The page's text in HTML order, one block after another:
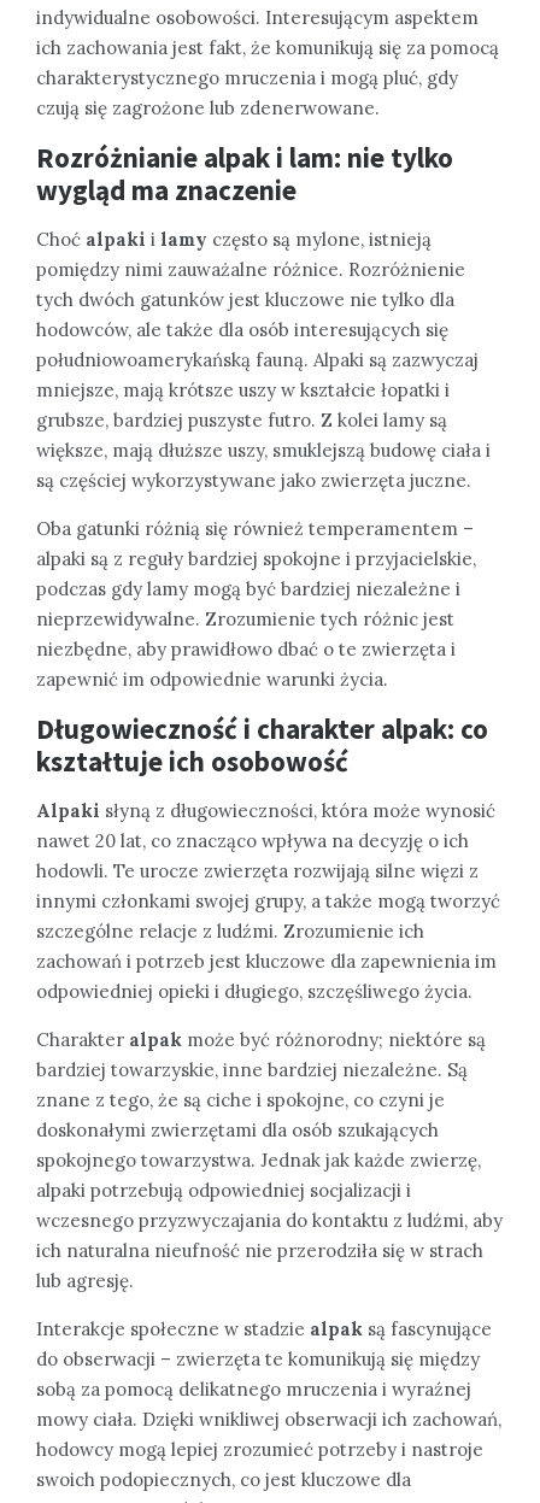
indywidualne osobowości. Interesującym aspektem
ich zachowania jest fakt, że komunikują się za pomocą
charakterystycznego mruczenia i mogą pluć, gdy
czują się zagrożone lub zdenerwowane.
Rozróżnianie alpak i lam: nie tylko
wygląd ma znaczenie
Choć alpaki i lamy często są mylone, istnieją
pomiędzy nimi zauważalne różnice. Rozróżnienie
tych dwóch gatunków jest kluczowe nie tylko dla
hodowców, ale także dla osób interesujących się
południowoamerykańską fauną. Alpaki są zazwyczaj
mniejsze, mają krótsze uszy w kształcie łopatki i
grubsze, bardziej puszyste futro. Z kolei lamy są
większe, mają dłuższe uszy, smuklejszą budowę ciała i
są częściej wykorzystywane jako zwierzęta juczne.
Oba gatunki różnią się również temperamentem –
alpaki są z reguły bardziej spokojne i przyjacielskie,
podczas gdy lamy mogą być bardziej niezależne i
nieprzewidywalne. Zrozumienie tych różnic jest
niezbędne, aby prawidłowo dbać o te zwierzęta i
zapewnić im odpowiednie warunki życia.
Długowieczność i charakter alpak: co
kształtuje ich osobowość
Alpaki słyną z długowieczności, która może wynosić
nawet 20 lat, co znacząco wpływa na decyzję o ich
hodowli. Te urocze zwierzęta rozwijają silne więzi z
innymi członkami swojej grupy, a także mogą tworzyć
szczególne relacje z ludźmi. Zrozumienie ich
zachowań i potrzeb jest kluczowe dla zapewnienia im
odpowiedniej opieki i długiego, szczęśliwego życia.
Charakter alpak może być różnorodny; niektóre są
bardziej towarzyskie, inne bardziej niezależne. Są
znane z tego, że są ciche i spokojne, co czyni je
doskonałymi zwierzętami dla osób szukających
spokojnego towarzystwa. Jednak jak każde zwierzę,
alpaki potrzebują odpowiedniej socjalizacji i
wczesnego przyzwyczajania do kontaktu z ludźmi, aby
ich naturalna nieufność nie przerodziła się w strach
lub agresję.
Interakcje społeczne w stadzie alpak są fascynujące
do obserwacji – zwierzęta te komunikują się między
sobą za pomocą delikatnego mruczenia i wyraźnej
mowy ciała. Dzięki wnikliwej obserwacji ich zachowań,
hodowcy mogą lepiej zrozumieć potrzeby i nastroje
swoich podopiecznych, co jest kluczowe dla